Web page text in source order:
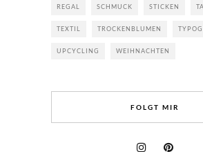
REGAL SCHMUCK STICKEN
TEXTIL TROCKENBLUMEN
UPCYCLING WEIHNACHTEN
FOLGT MIR